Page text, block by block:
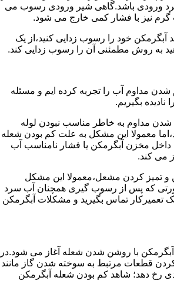
ورودی باشد.گاهی شیر ورودی رسوب می
نیز با فشار کمی خارج می شود.
آبگرمکن خود را رسوب زدایی کنید،از یک
به روش مطمئنی آن را رسوب زدایی کند.
شدن مداوم آب را تجربه کرده ایم و مسئله
نادیده بگیریم.
مداوم به خاطر مناسب نبودن لوله
معمولا این مشکل به علت کم بودن شعله
مخزن آبگرمکن یا فشار نامناسب آب
می کند.
و تمیز کردن مشعل،معمولا این مشکل
که پس از رسوب گیری همچنان آب سرد
تعمیرکار تماس بگیرید و مشکلات آبگرمکن
با روشن شدن شعله آغاز می شود.در
قطعات مرتبط به سوخته شدن گاز مانند
رخ دهد؛ شاهد کم بودن شعله آبگرمکن